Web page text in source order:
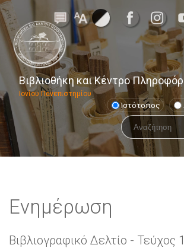
Βιβλιοθήκη και Κέντρο
Ιονίου Πανεπιστημίου
Ιστότοπος
Ενημέρωση
Βιβλιογραφικό Δελτίο - Τεύχος